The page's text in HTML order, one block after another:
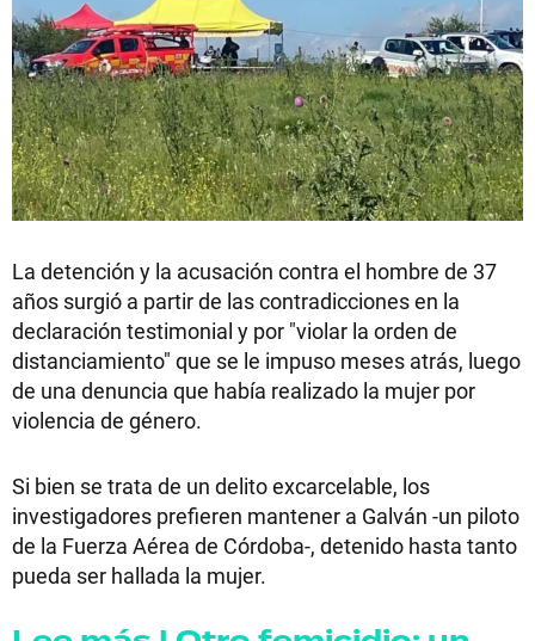
La detención y la acusación contra el hombre de 37
años surgió a partir de las contradicciones en la
declaración testimonial y por "violar la orden de
distanciamiento" que se le impuso meses atrás, luego
de una denuncia que había realizado la mujer por
violencia de género.
Si bien se trata de un delito excarcelable, los
investigadores prefieren mantener a Galván -un piloto
de la Fuerza Aérea de Córdoba-, detenido hasta tanto
pueda ser hallada la mujer.